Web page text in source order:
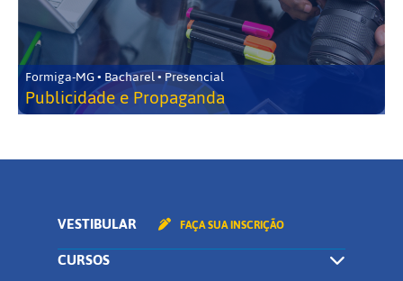
Formiga-MG • Bacharel • Presencial
Publicidade e Propaganda
VESTIBULAR FAÇA SUA INSCRIÇÃO
CURSOS